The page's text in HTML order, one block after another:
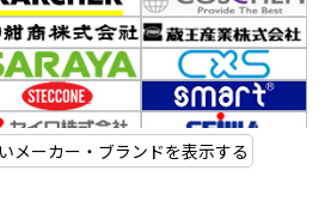
メーカー・ブランドを表示する